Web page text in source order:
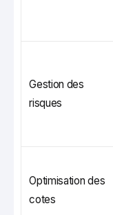
Gestion des
risques
Optimisation des
cotes